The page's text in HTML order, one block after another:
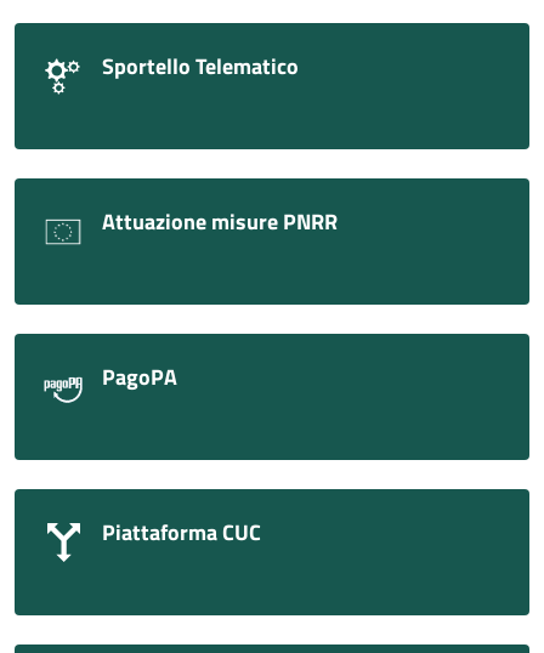
Sportello Telematico
Attuazione misure PNRR
PagoPA
Piattaforma CUC